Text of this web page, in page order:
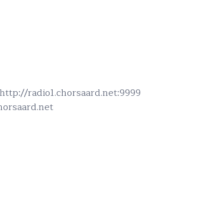
radio1.chorsaard.net:9999